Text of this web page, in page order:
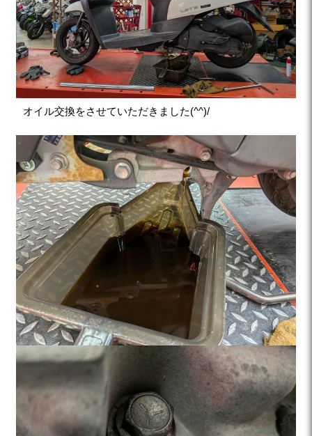
オイル交換をさせていただきました(^^)/